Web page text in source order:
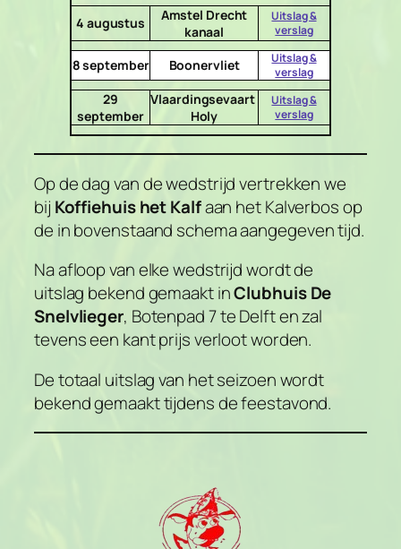
4 augustus
Amstel Drecht
kanaal
Uitslag &
verslag
8 september Boonervliet
Uitslag &
verslag
29
september
Vlaardingsevaart
Holy
Uitslag &
verslag
Op de dag van de wedstrijd vertrekken we
bij Koffiehuis het Kalfaan het Kalverbos op
de in bovenstaand schema aangegeven tijd.
Na afloop van elke wedstrijd wordt de
uitslag bekend gemaakt inClubhuis De
Snelvlieger, Botenpad 7 te Delft en zal
tevens een kant prijs verloot worden.
De totaal uitslag van het seizoen wordt
bekend gemaakt tijdens de feestavond.